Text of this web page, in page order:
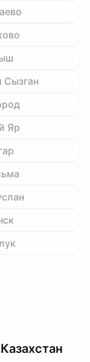
Сызган
Яр